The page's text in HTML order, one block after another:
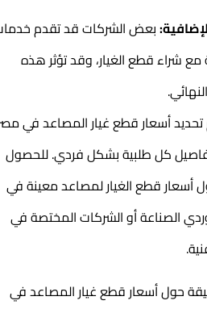
بعض الشركات قد تقدم خدمات
شراء قطع الغيار، وقد تؤثر هذه
أسعار قطع غيار المصاعد في مصر
كل طلبية بشكل فردي. للحصول
قطع الغيار لمصاعد معينة في
الصناعة أو الشركات المختصة في
حول أسعار قطع غيار المصاعد في